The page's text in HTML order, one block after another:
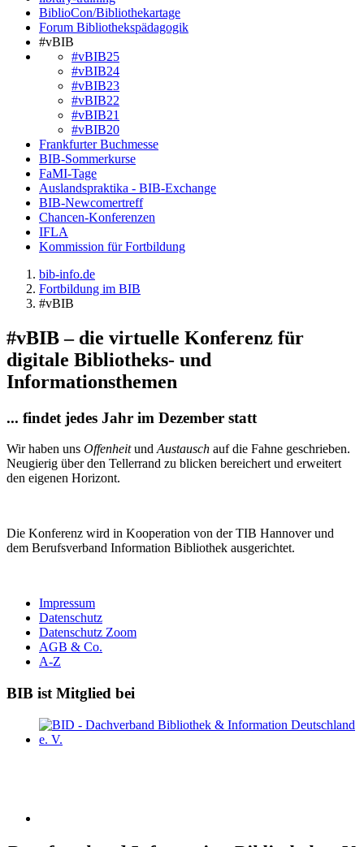
BiblioCon/Bibliothekartage
Forum Bibliothekspädagogik
#vBIB
#vBIB25
#vBIB24
#vBIB23
#vBIB22
#vBIB21
#vBIB20
Frankfurter Buchmesse
BIB-Sommerkurse
FaMI-Tage
Auslandspraktika - BIB-Exchange
BIB-Newcomertreff
Chancen-Konferenzen
IFLA
Kommission für Fortbildung
bib-info.de
Fortbildung im BIB
#vBIB
#vBIB – die virtuelle Konferenz für
digitale Bibliotheks- und
Informationsthemen
... findet jedes Jahr im Dezember statt
Wir haben uns OffenheitundAustausch auf die Fahne geschrieben.
Neugierig über den Tellerrand zu blicken bereichert und erweitert
den eigenen Horizont.
Die Konferenz wird in Kooperation von der TIB Hannover und
dem Berufsverband Information Bibliothek ausgerichtet.
Impressum
Datenschutz
Datenschutz Zoom
AGB & Co.
A-Z
BIB ist Mitglied bei